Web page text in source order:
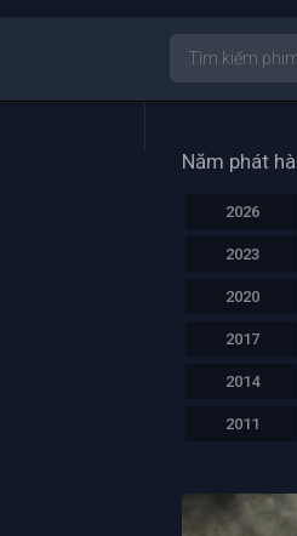
Năm phát
2026
2023
2020
2017
2014
2011